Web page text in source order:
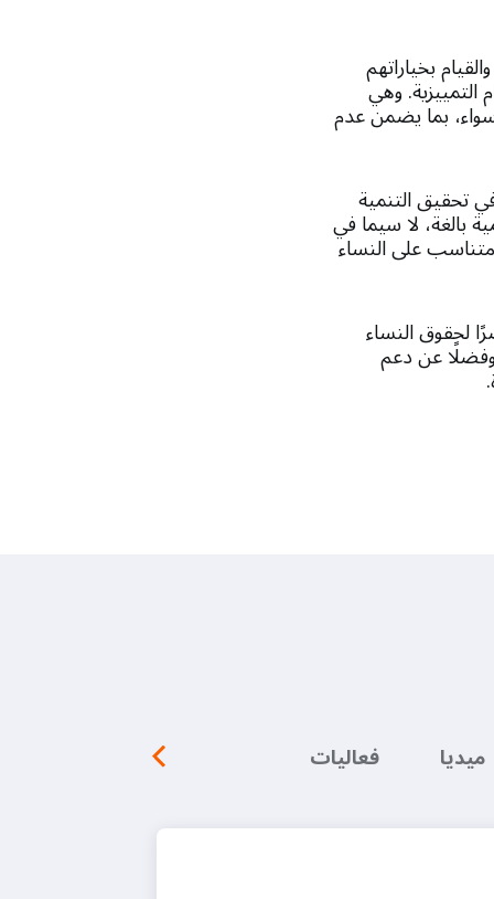
بخياراتهم
التمييزية. وهي
بما يضمن عدم
تحقيق التنمية
بالغة، لا سيما في
على النساء
لحقوق النساء
وفضلًا عن دعم
ميديا فعاليات